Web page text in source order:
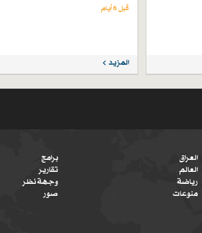
قبل 6 أيام
المزيد
العراق
العالم
رياضة
منوعات
برامج
تقارير
وجهة نظر
صور